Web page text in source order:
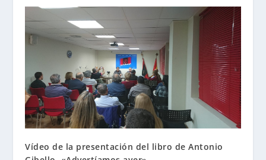
Vídeo de la presentación del libro de Antonio